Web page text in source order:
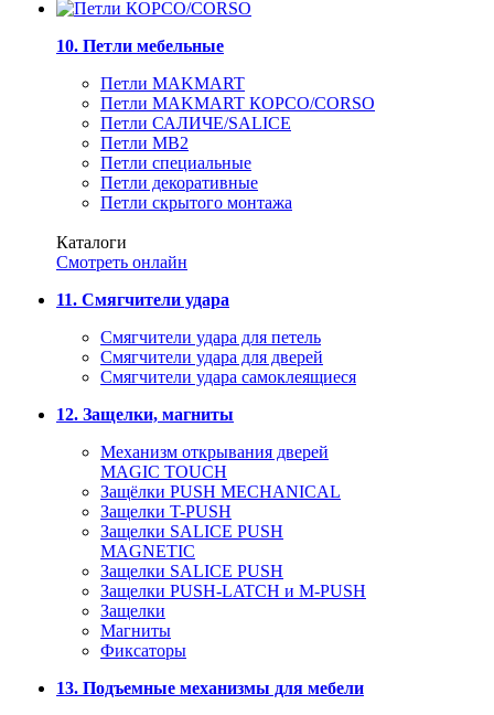
10. Петли мебельные
Петли MAKMART
Петли MAKMART КОРСО/CORSO
Петли САЛИЧЕ/SALICE
Петли MB2
Петли специальные
Петли декоративные
Петли скрытого монтажа
Каталоги
Смотреть онлайн
11. Смягчители удара
Смягчители удара для петель
Смягчители удара для дверей
Cмягчители удара самоклеящиеся
12. Защелки, магниты
Механизм открывания дверей
MAGIC TOUCH
Защёлки PUSH MECHANICAL
Защелки T-PUSH
Защелки SALICE PUSH
MAGNETIC
Защелки SALICE PUSH
Защелки PUSH-LATCH и M-PUSH
Защелки
Магниты
Фиксаторы
13. Подъемные механизмы для мебели